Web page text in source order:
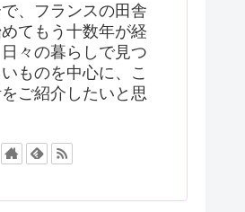
、フランスの田舎
てもう十数年が経
々の暮らしで見つ
ものを中心に、こ
ご紹介したいと思